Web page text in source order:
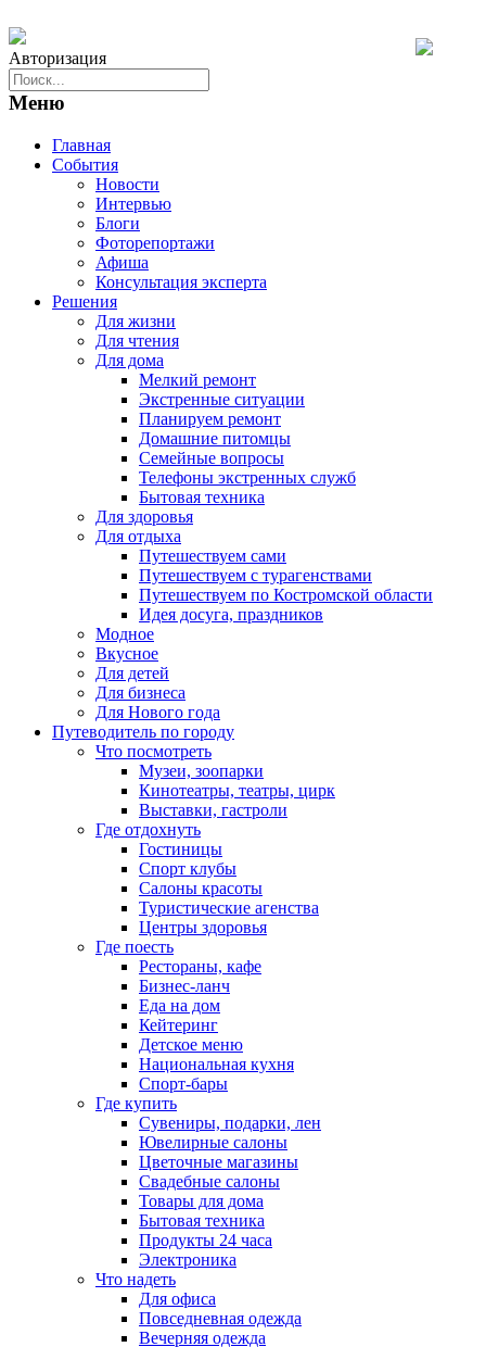
Авторизация
Меню
Главная
События
Новости
Интервью
Блоги
Фоторепортажи
Афиша
Консультация эксперта
Решения
Для жизни
Для чтения
Для дома
Мелкий ремонт
Экстренные ситуации
Планируем ремонт
Домашние питомцы
Семейные вопросы
Телефоны экстренных служб
Бытовая техника
Для здоровья
Для отдыха
Путешествуем сами
Путешествуем с турагенствами
Путешествуем по Костромской области
Идея досуга, праздников
Модное
Вкусное
Для детей
Для бизнеса
Для Нового года
Путеводитель по городу
Что посмотреть
Музеи, зоопарки
Кинотеатры, театры, цирк
Выставки, гастроли
Где отдохнуть
Гостиницы
Спорт клубы
Салоны красоты
Туристические агенства
Центры здоровья
Где поесть
Рестораны, кафе
Бизнес-ланч
Еда на дом
Кейтеринг
Детское меню
Национальная кухня
Спорт-бары
Где купить
Сувениры, подарки, лен
Ювелирные салоны
Цветочные магазины
Свадебные салоны
Товары для дома
Бытовая техника
Продукты 24 часа
Электроника
Что надеть
Для офиса
Повседневная одежда
Вечерняя одежда